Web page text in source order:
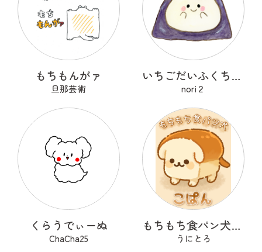
もちもんがァ
旦那芸術
いちごだいふくちゃん
nori２
くらうでぃーぬ
ChaCha25
もちもち食パン犬 こぱん
うにとろ